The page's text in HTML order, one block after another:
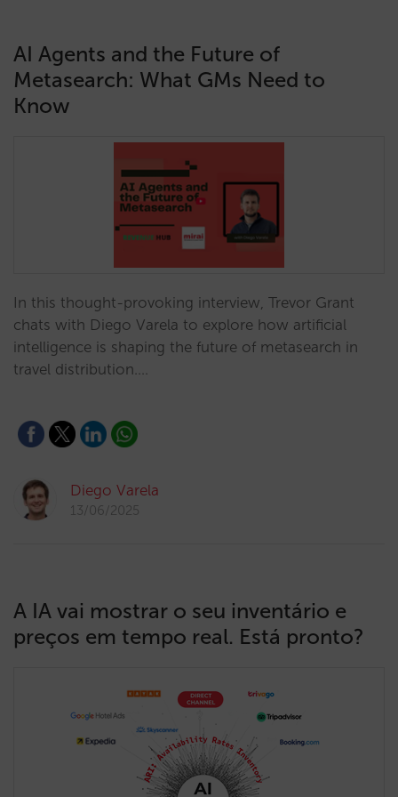
AI Agents and the Future of
Metasearch: What GMs Need to
Know
In this thought-provoking interview, Trevor Grant
chats with Diego Varela to explore how artificial
intelligence is shaping the future of metasearch in
travel distribution.…
Diego Varela
13/06/2025
A IA vai mostrar o seu inventário e
preços em tempo real. Está pronto?